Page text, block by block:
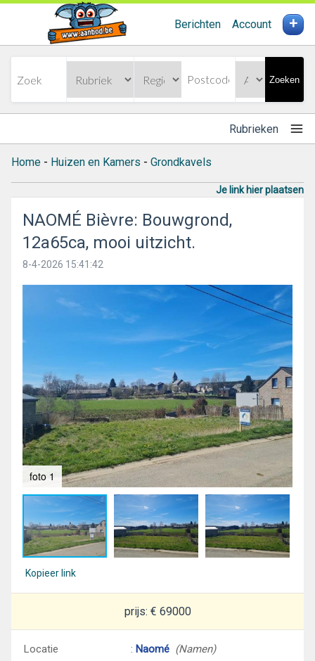
Berichten Account +
Zoeken
Rubrieken
Home - Huizen en Kamers - Grondkavels
Je link hier plaatsen
NAOMÉ Bièvre: Bouwgrond,
12a65ca, mooi uitzicht.
8-4-2026 15:41:42
foto 1
Kopieer link
prijs: € 69000
Locatie : Naomé (Namen)